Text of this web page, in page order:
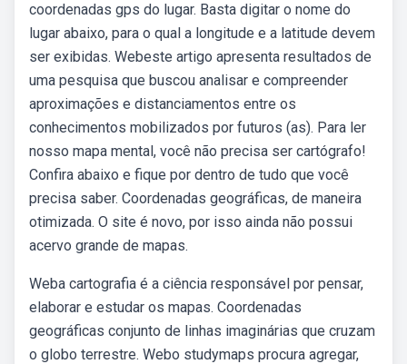
coordenadas gps do lugar. Basta digitar o nome do
lugar abaixo, para o qual a longitude e a latitude devem
ser exibidas. Webeste artigo apresenta resultados de
uma pesquisa que buscou analisar e compreender
aproximações e distanciamentos entre os
conhecimentos mobilizados por futuros (as). Para ler
nosso mapa mental, você não precisa ser cartógrafo!
Confira abaixo e fique por dentro de tudo que você
precisa saber. Coordenadas geográficas, de maneira
otimizada. O site é novo, por isso ainda não possui
acervo grande de mapas.
Weba cartografia é a ciência responsável por pensar,
elaborar e estudar os mapas. Coordenadas
geográficas conjunto de linhas imaginárias que cruzam
o globo terrestre. Webo studymaps procura agregar,